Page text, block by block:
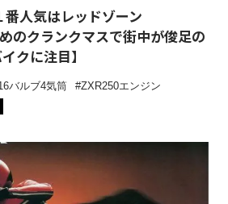
人気はレッドゾーン
のクランクマスで街中が俊足の
クに注目】
バルブ4気筒
ZXR250エンジン